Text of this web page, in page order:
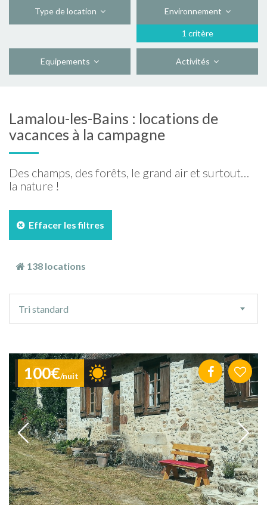
Type de location Environnement
1 critère
Equipements Activités
Lamalou-les-Bains : locations de
vacances à la campagne
Des champs, des forêts, le grand air et surtout…
la nature !
Effacer les filtres
138 locations
tri
Tri standard
100€/nuit